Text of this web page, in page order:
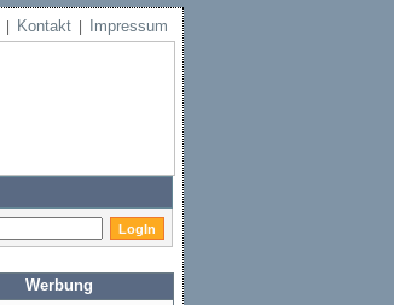
Kontakt Impressum
Werbung